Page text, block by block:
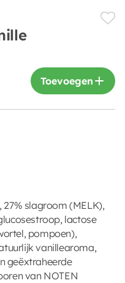
Toevoegen
slagroom (MELK),
lactose
pompoen),
vanillearoma,
geëxtraheerde
van NOTEN